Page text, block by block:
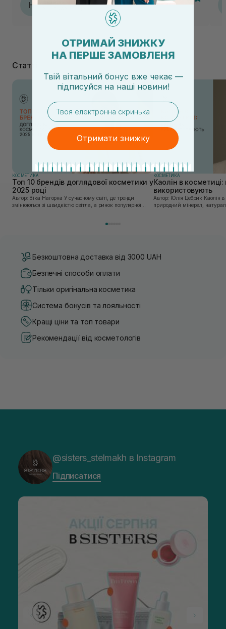
Н
Статті
КОСМЕТИКА
Топ 10 брендів доглядової косметики у
2025 році
Автор: Віка Нагорна У сучасному світі, де тренди
змінюються зі швидкістю світла, а ринок популярної
КОСМЕТИКА
Каолін в
використовують
Автор: Юлія Цебрик Каолін в косметології – це
природний мінерал,
Безкоштовна доставка від 3000 UAH
Безпечні способи оплати
Тільки оригінальна косметика
Система бонусів та лояльності
Кращі ціни та топ товари
Рекомендації від косметологів
@sisters_stelmakh в Instagram
Підписатися
ОТРИМАЙ ЗНИЖКУ
НА ПЕРШЕ ЗАМОВЛЕНЯ
Твій вітальний бонус вже чекає —
підписуйся на наші новини!
email
Отримати знижку